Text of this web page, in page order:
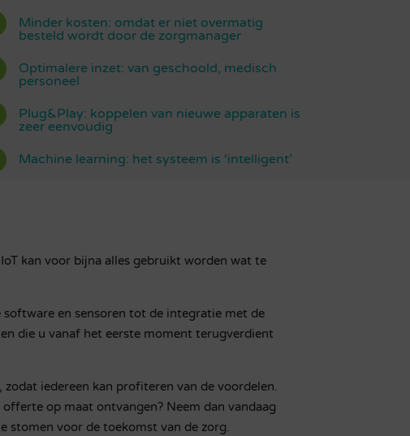
Minder kosten: omdat er niet overmatig
besteld wordt door de zorgmanager
Optimalere inzet: van geschoold, medisch
personeel
Plug&Play: koppelen van nieuwe apparaten is
zeer eenvoudig
Machine learning: het systeem is ‘intelligent’
kan voor bijna alles gebruikt worden wat te
en sensoren tot de integratie met de
die u vanaf het eerste moment terugverdient
iedereen kan profiteren van de voordelen.
op maat ontvangen? Neem dan vandaag
stomen voor de toekomst van de zorg.